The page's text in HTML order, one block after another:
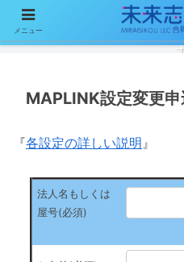
ソフトウェア開発を通じて、明るく楽
MAPLINK設定変更申
『各設定の詳しい説明』
法人名もしくは
屋号(必須)
メニュー